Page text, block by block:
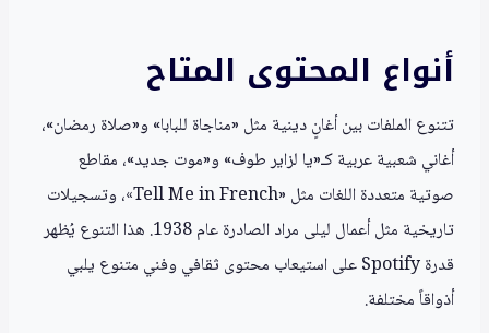
أنواع المحتوى المتاح
تتنوع الملفات بين أغانٍ دينية مثل «مناجاة للبابا» و«صلاة رمضان»،
أغاني شعبية عربية كـ«يا لزاير طوف» و«موت جديد»، مقاطع
صوتية متعددة اللغات مثل «Tell Me in French»، وتسجيلات
تاريخية مثل أعمال ليلى مراد الصادرة عام 1938. هذا التنوع يُظهر
قدرة Spotify على استيعاب محتوى ثقافي وفني متنوع يلبي
أذواقاً مختلفة.